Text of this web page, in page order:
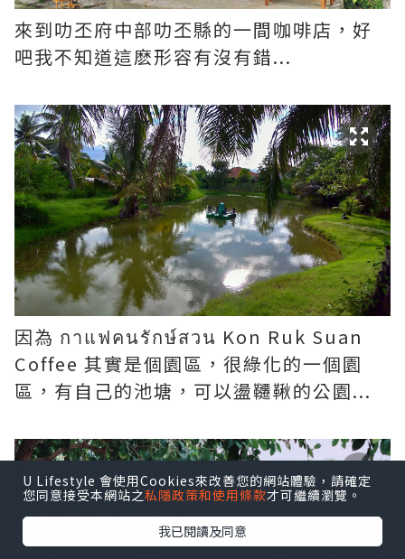
來到叻丕府中部叻丕縣的一間咖啡店，好
吧我不知道這麽形容有沒有錯...
因為 กาแฟคนรักษ์สวน Kon Ruk Suan
Coffee 其實是個園區，很綠化的一個園
區，有自己的池塘，可以盪韆鞦的公園...
U Lifestyle 會使用Cookies來改善您的網站體驗，請確定
您同意接受本網站之私隱政策和使用條款才可繼續瀏覽。
我已閱讀及同意